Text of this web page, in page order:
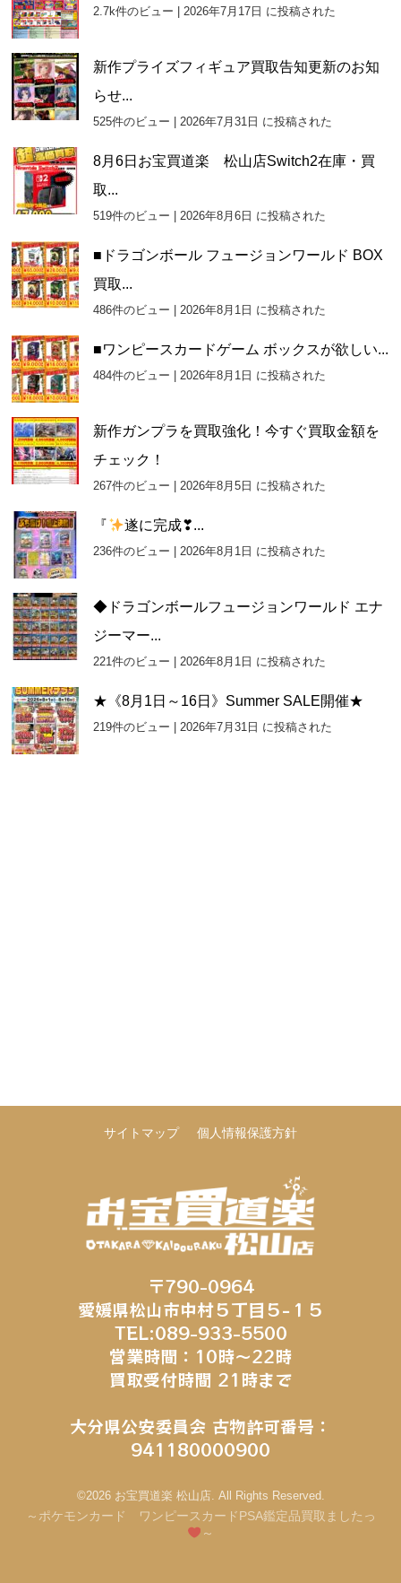
2.7k件のビュー |2026年7月17日 に投稿された
新作プライズフィギュア買取告知更新のお知
らせ...
525件のビュー |2026年7月31日 に投稿された
8月6日お宝買道楽 松山店Switch2在庫・買
取...
519件のビュー |2026年8月6日 に投稿された
■ドラゴンボール フュージョンワールド BOX
買取...
486件のビュー |2026年8月1日 に投稿された
■ワンピースカードゲーム ボックスが欲しい...
484件のビュー |2026年8月1日 に投稿された
新作ガンプラを買取強化！今すぐ買取金額を
チェック！
267件のビュー |2026年8月5日 に投稿された
『 遂に完成❣...
236件のビュー |2026年8月1日 に投稿された
◆ドラゴンボールフュージョンワールド エナ
ジーマー...
221件のビュー |2026年8月1日 に投稿された
★《8月1日～16日》Summer SALE開催★
219件のビュー |2026年7月31日 に投稿された
サイトマップ 個人情報保護方針
〒790-0964
愛媛県松山市中村５丁目５−１５
TEL:089-933-5500
営業時間：10時～22時
買取受付時間 21時まで
大分県公安委員会 古物許可番号：
941180000900
©2026 お宝買道楽 松山店. All Rights Reserved.
～ポケモンカード ワンピースカードPSA鑑定品買取ましたっ
～